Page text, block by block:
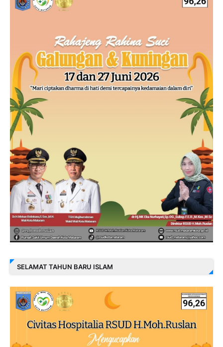
SELAMAT TAHUN BARU ISLAM